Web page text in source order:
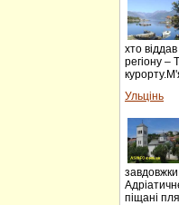
хто
регіону –
Ульцінь
піщані